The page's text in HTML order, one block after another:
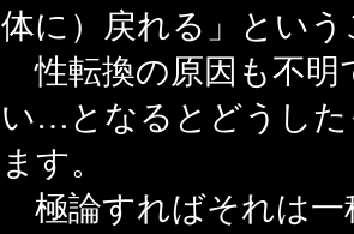
体に）戻れる」とい
性転換の原因も不明
い…となるとどうした
ます。
極論すればそれは一